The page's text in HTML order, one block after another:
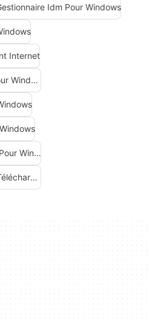
Idm Pour Windows
Internet
Internet Download Manager Pour Windows
Gestionnaire D'internet Gratuit Pour Windows
Extension De Gestionnaire De Téléchargement Gratuit Pour Windows